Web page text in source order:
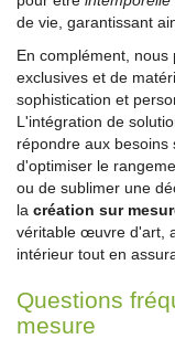
de vie, garantissant
En complément,
exclusives et de
sophistication et
L'intégration de
répondre aux besoins
d'optimiser le
ou de sublimer une
la création sur
véritable œuvre d'art,
intérieur tout en
Questions
mesure